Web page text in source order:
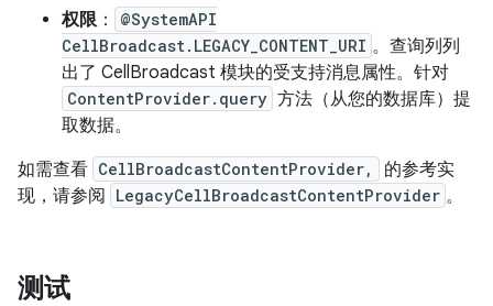
权限 ：
@SystemAPI
CellBroadcast.LEGACY_CONTENT_URI 。查询列列
出了 CellBroadcast 模块的受支持消息属性。针对
ContentProvider.query 方法（从您的数据库）提
取数据。
如需查看 CellBroadcastContentProvider,
的参考实
现，请参阅 LegacyCellBroadcastContentProvider 。
测试